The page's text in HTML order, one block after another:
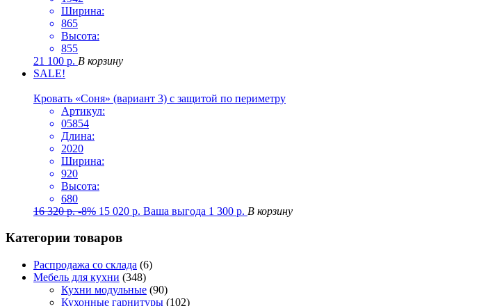
Ширина:
865
Высота:
855
21 100 р. В корзину
SALE!
Кровать «Соня» (вариант 3) с защитой по периметру
Артикул:
05854
Длина:
2020
Ширина:
920
Высота:
680
16 320р. -8% 15 020 р. Ваша выгода 1 300 р. В корзину
Категории товаров
Распродажа со склада (6)
Мебель для кухни (348)
Кухни модульные (90)
Кухонные гарнитуры (102)